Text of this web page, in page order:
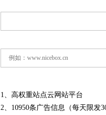
1、高权重站点云网站平台
2、10950条广告信息（每天限发